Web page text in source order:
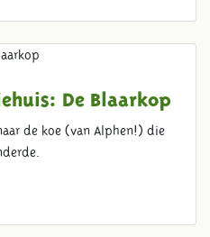
De Blaarkop
de koe (van Alphen!) die